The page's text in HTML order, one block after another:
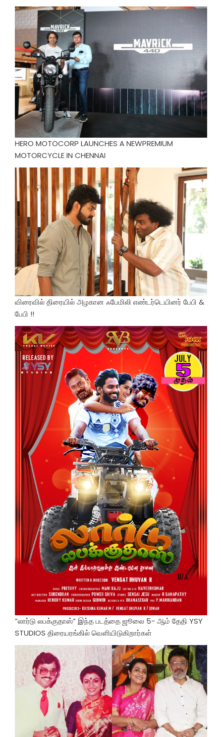
HERO MOTOCORP LAUNCHES A NEWPREMIUM
MOTORCYCLE IN CHENNAI
விரைவில் திரையில் அழகான ஃபேமிலி எண்டர்டெயினர் பேபி &
பேபி !!
“லார்டு லபக்குதாஸ்” இந்த படத்தை ஜூலை 5- ஆம் தேதி YSY
STUDIOS திரையரங்கில் வெளியிடுகிறார்கள்